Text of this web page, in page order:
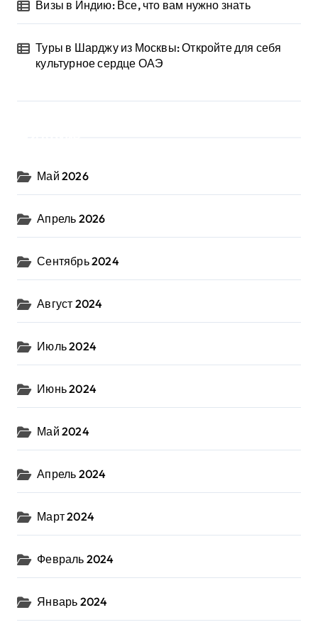
Визы в Индию: Все, что вам нужно знать
Туры в Шарджу из Москвы: Откройте для себя
культурное сердце ОАЭ
Май 2026
Апрель 2026
Сентябрь 2024
Август 2024
Июль 2024
Июнь 2024
Май 2024
Апрель 2024
Март 2024
Февраль 2024
Январь 2024